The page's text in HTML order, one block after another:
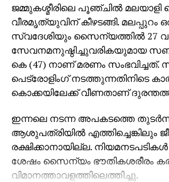
ജമ്മുകശ്മീരിലെ പൂഞ്ചില്‍
വീരമൃത്യുവിന് കീഴടങ്ങി.
സ്വദേശിയും സൈന്യത്തില്‍ 27
സേവനമനുഷ്ഠിച്ചുവരികയുമായ
കെ (47) നാണ് മരണം സംഭവിച്ചത്.
പെട്രോളിംഗ് നടത്തുന്നതിനിടെ
കൊക്കയിലേക്ക് വീണതാണ്
ഇന്നലെ നടന്ന അപകടത്തെ
ആശുപത്രിയില്‍ എത്തിച്ചെങ്കിലും
രക്ഷിക്കാനായില്ല.
ശേഷം സൈന്യം ഭൗതികശരീരം
വിമാനത്താവളത്തിലെത്തിച്ചു.